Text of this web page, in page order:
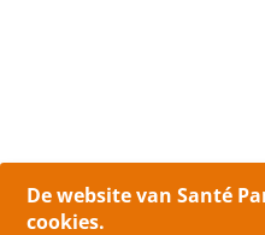
De website van Santé
cookies.